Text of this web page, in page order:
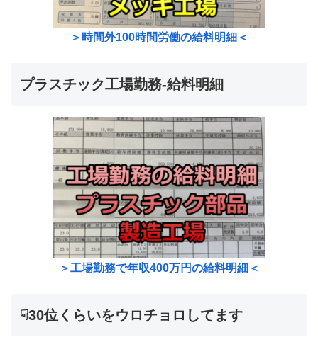
＞時間外100時間労働の給料明細＜
プラスチック工場勤務-給料明細
＞工場勤務で年収400万円の給料明細＜
☟30位くらいをウロチョロしてます